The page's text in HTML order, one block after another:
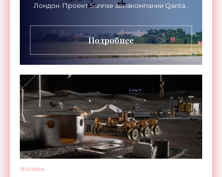
Лондон. Проект Sunrise авиакомпании Qantas
длительностью до 24
Подробнее
ТЕХНИКА